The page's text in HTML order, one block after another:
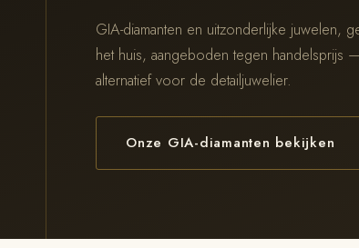
GIA-diamanten en uitzonderlijke juwelen,
het huis, aangeboden tegen handelsprijs
alternatief voor de detailjuwelier.
Onze GIA-diamanten bekijken